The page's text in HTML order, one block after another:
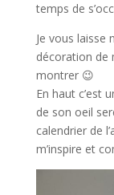
temps de
Je vous laisse
décoration de
montrer 😉
En haut c’est
de son oeil
calendrier de
m’inspire et